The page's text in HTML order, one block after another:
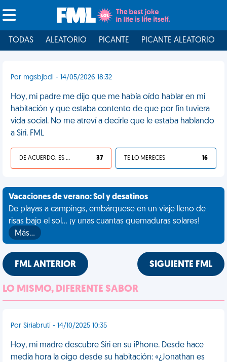
TODAS ALEATORIO PICANTE PICANTE ALEATORIO
Por mgsbjbdl - 14/05/2026 18:32
Hoy, mi padre me dijo que me había oído hablar en mi
habitación y que estaba contento de que por fin tuviera
vida social. No me atreví a decirle que le estaba hablando
a Siri. FML
DE ACUERDO, ES UNA VIDA HP 37 TE LO MERECES 16
Vacaciones de verano: Sol y desatinos
De playas a campings, embárquese en un viaje lleno de
risas bajo el sol... ¡y unas cuantas quemaduras solares!
Más…
FML ANTERIOR SIGUIENTE FML
LO MISMO, DIFERENTE SABOR
Por Siriabruti - 14/10/2025 10:35
Hoy, mi madre descubre Siri en su iPhone. Desde hace
media hora la oigo desde su habitación: «¿Jonathan es